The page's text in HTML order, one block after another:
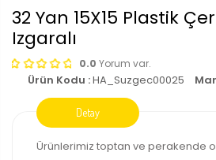
32 Yan 15X15 Plastik
Izgaralı
0.0 Yorum var.
Ürün Kodu :HA_Suzgec00025
Ürünlerimiz toptan ve perakende